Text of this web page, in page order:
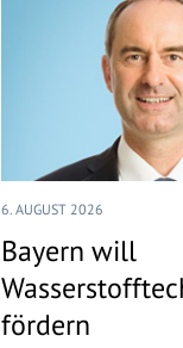
6. AUGUST 2026
Bayern will
fördern